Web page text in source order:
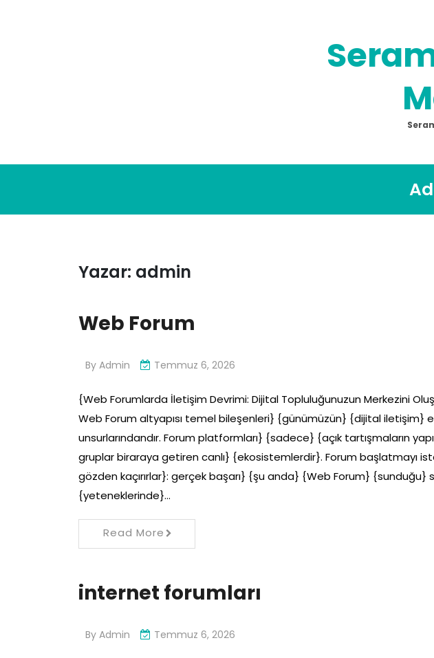
Yazar: admin
Web Forum
By Admin Temmuz 6, 2026
{Web Forumlarda İletişim Devrimi: Dijital Topluluğunuzun Merkezini
Web Forum altyapısı temel bileşenleri} {günümüzün} {dijital iletişim}
unsurlarındandır. Forum platformları} {sadece} {açık tartışmaların
gruplar biraraya getiren canlı} {ekosistemlerdir}. Forum başlatmayı
gözden kaçırırlar}: gerçek başarı} {şu anda} {Web Forum} {sunduğu}
{yeteneklerinde}…
Read More
internet forumları
By Admin Temmuz 6, 2026